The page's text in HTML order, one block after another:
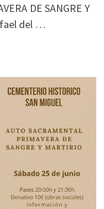
DE SANGRE Y
del …